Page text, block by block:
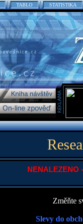
TABLO STATISTIKA
NENALEZENO
Změňte
Slevy do